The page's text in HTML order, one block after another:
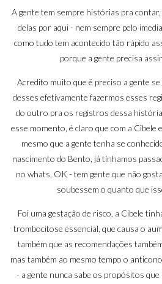
A gente tem sempre histórias pra
delas por aqui - nem sempre pelo
como tudo tem acontecido tão rápido
porque a gente precisa
Acredito muito que é preciso a gente
desses efetivamente fazermos esses
do outro pra os registros dessa
esse momento, é claro que com a Cibele
mesmo que a gente tenha se
nascimento do Bento, já tínhamos
no whats, OK - tem gente que não
soubessem o quanto que
Foi uma gestação de risco, a Cibele
trombocitose essencial, que causa o
também que as recomendações
mas também ao mesmo tempo o
- a gente nunca sabe os propósitos